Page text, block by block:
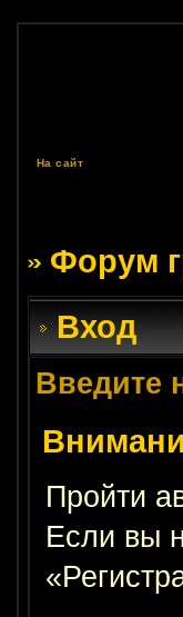
На сайт
Форум
Вход
Введите
Пройти
Если вы